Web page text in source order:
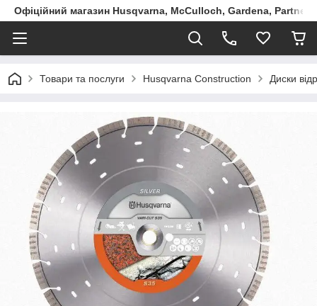
Офіційний магазин Husqvarna, McCulloch, Gardena, Partner
Товари та послуги Husqvarna Construction Диски